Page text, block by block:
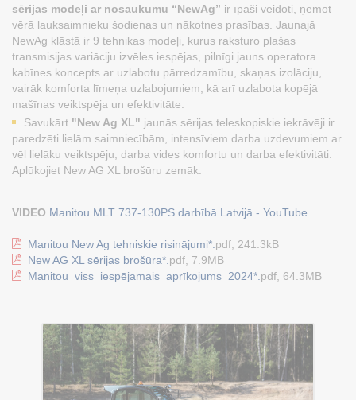
sērijas modeļi ar nosaukumu “NewAg” ir īpaši veidoti, ņemot
vērā lauksaimnieku šodienas un nākotnes prasības. Jaunajā
NewAg klāstā ir 9 tehnikas modeļi, kurus raksturo plašas
transmisijas variāciju izvēles iespējas, pilnīgi jauns operatora
kabīnes koncepts ar uzlabotu pārredzamību, skaņas izolāciju,
vairāk komforta līmeņa uzlabojumiem, kā arī uzlabota kopējā
mašīnas veiktspēja un efektivitāte.
Savukārt "New Ag XL" jaunās sērijas teleskopiskie iekrāvēji ir
paredzēti lielām saimniecībām, intensīviem darba uzdevumiem ar
vēl lielāku veiktspēju, darba vides komfortu un darba efektivitāti.
Aplūkojiet New AG XL brošūru zemāk.
VIDEO Manitou MLT 737-130PS darbībā Latvijā - YouTube
Manitou New Ag tehniskie risinājumi*. pdf, 241.3kB
New AG XL sērijas brošūra*. pdf, 7.9MB
Manitou_viss_iespējamais_aprīkojums_2024*. pdf, 64.3MB